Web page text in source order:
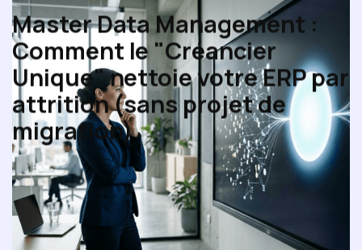
Master Data Management :
Comment le "Créancier
Unique" nettoie votre ERP par
attrition (sans projet de
migration)